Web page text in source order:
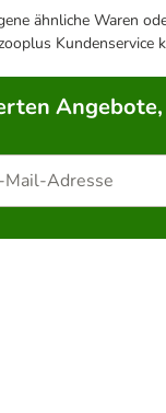
ähnliche Waren